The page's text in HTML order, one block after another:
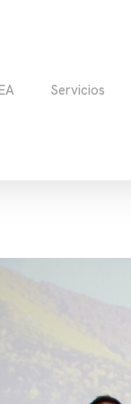
Servicios